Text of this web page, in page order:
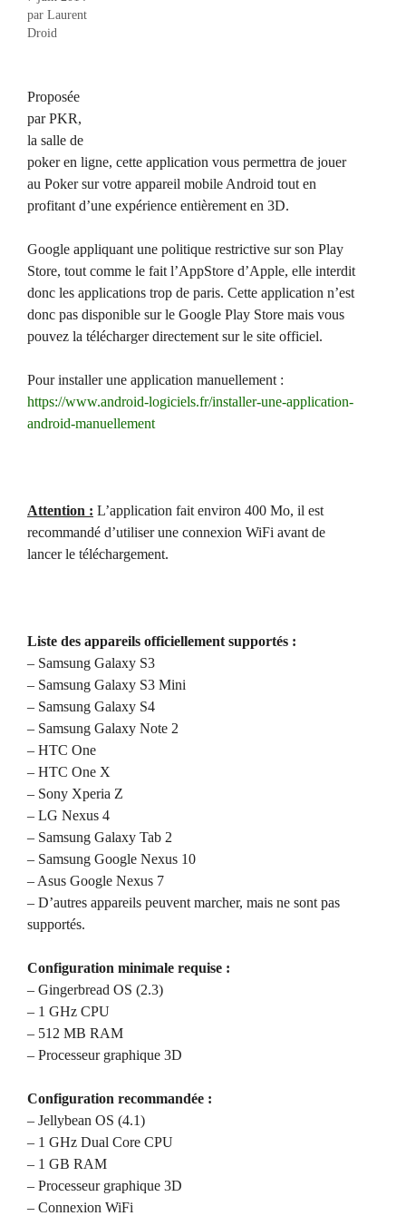
par Laurent
Droid
Proposée
par PKR,
la salle de
poker en ligne, cette application vous permettra de jouer
au Poker sur votre appareil mobile Android tout en
profitant d’une expérience entièrement en 3D.
Google appliquant une politique restrictive sur son Play
Store, tout comme le fait l’AppStore d’Apple, elle interdit
donc les applications trop de paris. Cette application n’est
donc pas disponible sur le Google Play Store mais vous
pouvez la télécharger directement sur le site officiel.
Pour installer une application manuellement :
https://www.android-logiciels.fr/installer-une-application-
android-manuellement
Attention : L’application fait environ 400 Mo, il est
recommandé d’utiliser une connexion WiFi avant de
lancer le téléchargement.
Liste des appareils officiellement supportés :
– Samsung Galaxy S3
– Samsung Galaxy S3 Mini
– Samsung Galaxy S4
– Samsung Galaxy Note 2
– HTC One
– HTC One X
– Sony Xperia Z
– LG Nexus 4
– Samsung Galaxy Tab 2
– Samsung Google Nexus 10
– Asus Google Nexus 7
– D’autres appareils peuvent marcher, mais ne sont pas
supportés.
Configuration minimale requise :
– Gingerbread OS (2.3)
– 1 GHz CPU
– 512 MB RAM
– Processeur graphique 3D
Configuration recommandée :
– Jellybean OS (4.1)
– 1 GHz Dual Core CPU
– 1 GB RAM
– Processeur graphique 3D
– Connexion WiFi